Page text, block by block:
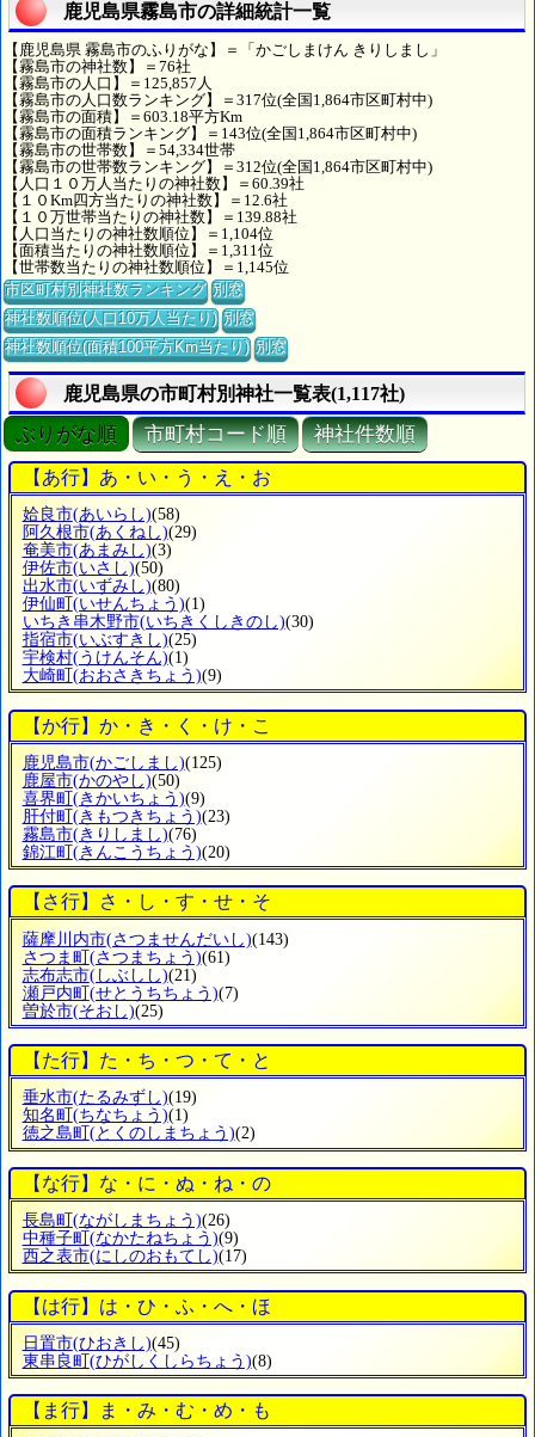
鹿児島県霧島市の詳細統計一覧
【鹿児島県 霧島市のふりがな】＝「かごしまけん きりしまし」
【霧島市の神社数】＝76社
【霧島市の人口】＝125,857人
【霧島市の人口数ランキング】＝317位(全国1,864市区町村中)
【霧島市の面積】＝603.18平方Km
【霧島市の面積ランキング】＝143位(全国1,864市区町村中)
【霧島市の世帯数】＝54,334世帯
【霧島市の世帯数ランキング】＝312位(全国1,864市区町村中)
【人口１０万人当たりの神社数】＝60.39社
【１０Km四方当たりの神社数】＝12.6社
【１０万世帯当たりの神社数】＝139.88社
【人口当たりの神社数順位】＝1,104位
【面積当たりの神社数順位】＝1,311位
【世帯数当たりの神社数順位】＝1,145位
市区町村別神社数ランキング 別窓
神社数順位(人口10万人当たり) 別窓
神社数順位(面積100平方Km当たり) 別窓
鹿児島県の市町村別神社一覧表(1,117社)
ぶりがな順 市町村コード順 神社件数順
【あ行】あ・い・う・え・お
姶良市(あいらし)(58)
阿久根市(あくねし)(29)
奄美市(あまみし)(3)
伊佐市(いさし)(50)
出水市(いずみし)(80)
伊仙町 (いせんちょう)(1)
いちき串木野市(いちきくしきのし)(30)
指宿市(いぶすきし)(25)
宇検村(うけんそん)(1)
大崎町 (おおさきちょう)(9)
【か行】か・き・く・け・こ
鹿児島市(かごしまし)(125)
鹿屋市(かのやし)(50)
喜界町 (きかいちょう)(9)
肝付町 (きもつきちょう)(23)
霧島市(きりしまし)(76)
錦江町 (きんこうちょう)(20)
【さ行】さ・し・す・せ・そ
薩摩川内市(さつませんだいし)(143)
さつま町(さつまちょう)(61)
志布志市(しぶしし)(21)
瀬戸内町(せとうちちょう)(7)
曽於市(そおし)(25)
【た行】た・ち・つ・て・と
垂水市(たるみずし)(19)
知名町 (ちなちょう)(1)
徳之島町 (とくのしまちょう)(2)
【な行】な・に・ぬ・ね・の
長島町 (ながしまちょう)(26)
中種子町 (なかたねちょう)(9)
西之表市(にしのおもてし)(17)
【は行】は・ひ・ふ・へ・ほ
日置市(ひおきし)(45)
東串良町 (ひがしくしらちょう)(8)
【ま行】ま・み・む・め・も